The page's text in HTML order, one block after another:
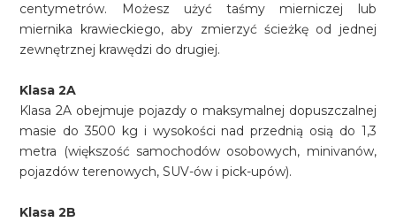
centymetrów. Możesz użyć taśmy mierniczej lub
miernika krawieckiego, aby zmierzyć ścieżkę od jednej
zewnętrznej krawędzi do drugiej.
Klasa 2A
Klasa 2A obejmuje pojazdy o maksymalnej dopuszczalnej
masie do 3500 kg i wysokości nad przednią osią do 1,3
metra (większość samochodów osobowych, minivanów,
pojazdów terenowych, SUV-ów i pick-upów).
Klasa 2B